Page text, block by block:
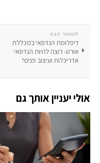
למאמר הבא
דיפלומת הנדסאי במכללת
אורט- רוצה להיות הנדסאי
אדריכלות ועיצוב פנים?
אולי יעניין אותך גם